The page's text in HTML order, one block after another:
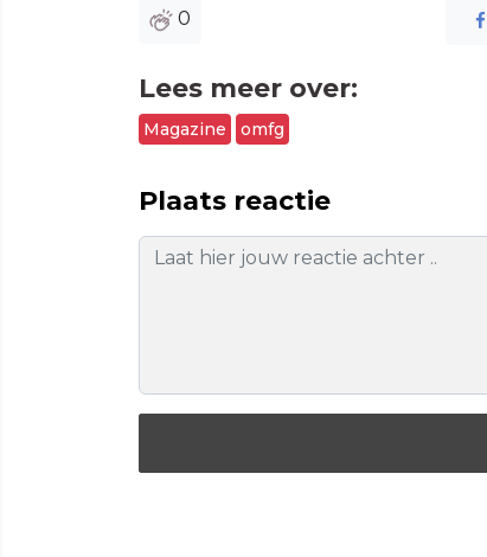
0
Lees meer over:
Magazine omfg
Plaats reactie